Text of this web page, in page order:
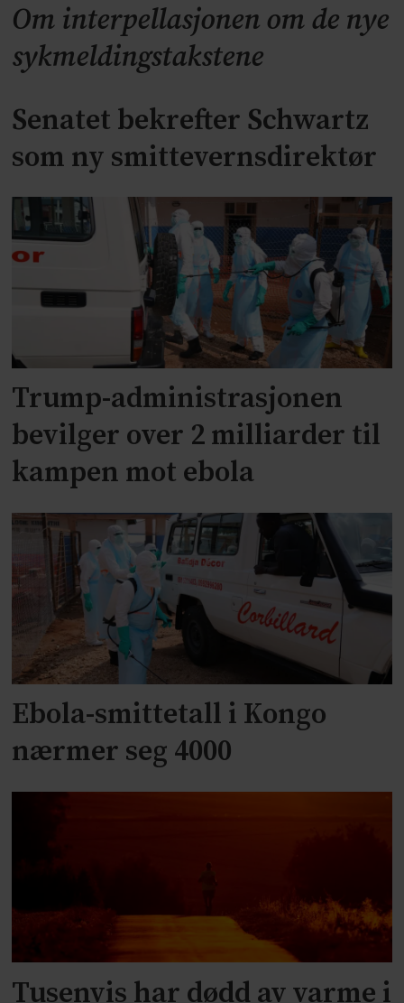
Om interpellasjonen om de nye
sykmeldingstakstene
Senatet bekrefter Schwartz
som ny smittevernsdirektør
Trump-administrasjonen
bevilger over 2 milliarder til
kampen mot ebola
Ebola-smittetall i Kongo
nærmer seg 4000
Tusenvis har dødd av varme i